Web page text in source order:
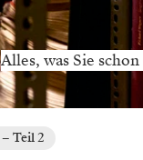
Alles, was Sie
Teil 2